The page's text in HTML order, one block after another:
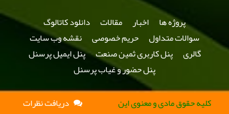
پروژه ها
اخبار مقالات دانلود کاتالوگ
سوالات متداول
حریم خصوصی نقشه وب سایت
گالری
پنل کاربری ثمین صنعت پنل ایمیل پرسنل
پنل حضور و غیاب پرسنل
کلیه حقوق مادی و معنوی این
دریافت نظرات